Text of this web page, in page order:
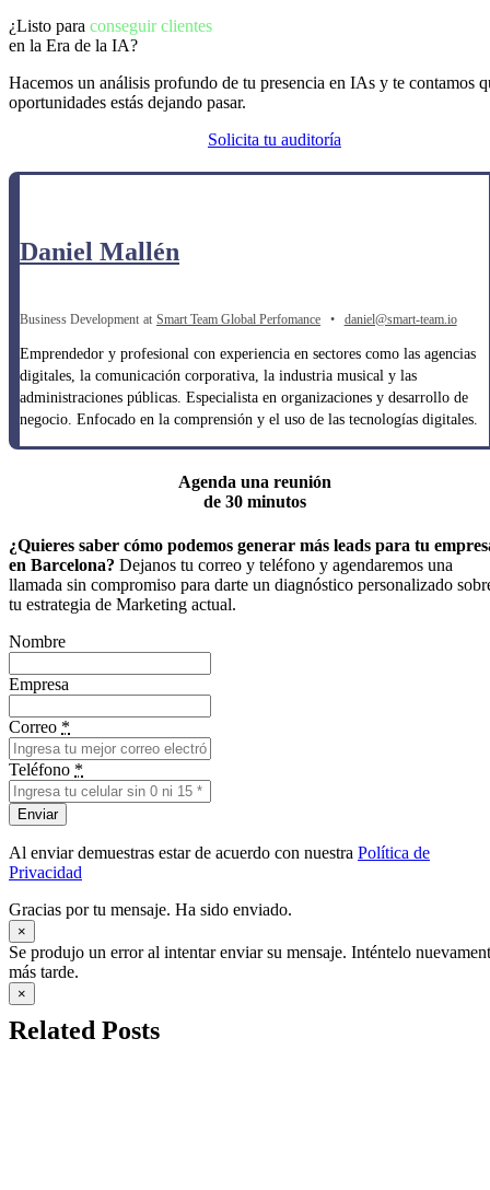
¿Listo para conseguir clientes
en la Era de la IA?
Hacemos un análisis profundo de tu presencia en IAs y te contamos
oportunidades estás dejando pasar.
Solicita tu auditoría
Daniel Mallén
Business Development at Smart Team Global Perfomance • daniel@smart-team.io
Emprendedor y profesional con experiencia en sectores como las agencias
digitales, la comunicación corporativa, la industria musical y las
administraciones públicas. Especialista en organizaciones y desarrollo de
negocio. Enfocado en la comprensión y el uso de las tecnologías digitales.
Agenda una reunión
de 30 minutos
¿Quieres saber cómo podemos generar más leads para tu
en Barcelona? Dejanos tu correo y teléfono y agendaremos una
llamada sin compromiso para darte un diagnóstico personalizado
tu estrategia de Marketing actual.
Nombre
Empresa
Correo *
Teléfono *
Enviar
Al enviar demuestras estar de acuerdo con nuestra Política de
Privacidad
Gracias por tu mensaje. Ha sido enviado.
×
Se produjo un error al intentar enviar su mensaje. Inténtelo
más tarde.
×
Related Posts